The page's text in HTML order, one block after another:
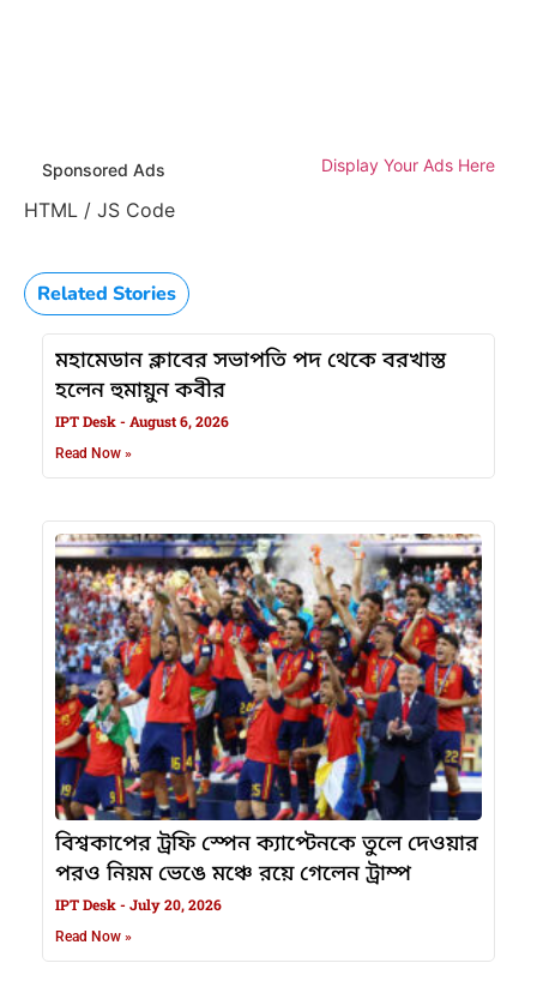
Sponsored Ads Display Your Ads Here
HTML / JS Code
Related Stories
মহামেডান ক্লাবের সভাপতি পদ থেকে বরখাস্ত
হলেন হুমায়ুন কবীর
IPT Desk August 6, 2026
Read Now »
বিশ্বকাপের ট্রফি স্পেন ক্যাপ্টেনকে তুলে দেওয়ার
পরও নিয়ম ভেঙে মঞ্চে রয়ে গেলেন ট্রাম্প
IPT Desk July 20, 2026
Read Now »